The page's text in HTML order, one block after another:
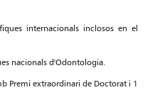
internacionals inclosos en el
nacionals d'Odontologia.
Premi extraordinari de Doctorat i 1